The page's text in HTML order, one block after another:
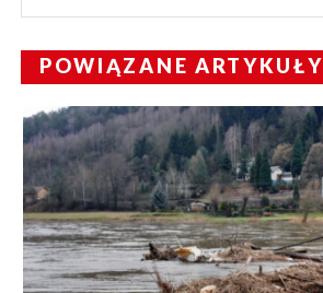
POWIĄZANE ARTYKUŁY